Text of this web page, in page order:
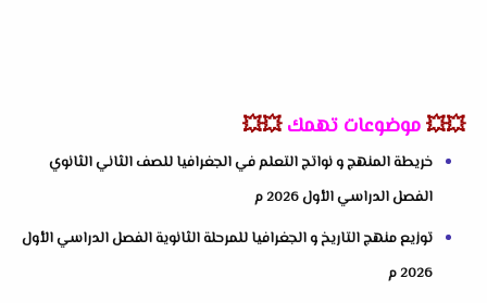
💥💥موضوعات تهمك 💥💥
خريطة المنهج و نواتج التعلم في الجغرافيا للصف الثاني الثانوي
الفصل الدراسي الأول 2026 م
توزيع منهج التاريخ و الجغرافيا للمرحلة الثانوية الفصل الدراسي الأول
2026 م